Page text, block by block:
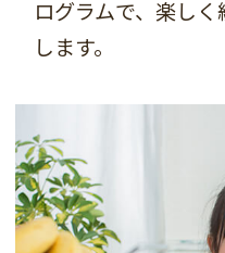
ログラムで、楽し
します。